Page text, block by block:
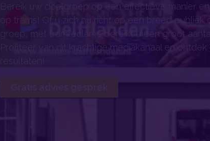
Bereik uw doelgroep op een effectieve manier en
op trams! Of u zich nu richt op een breed publiek
groep, met tramreclame bereikt u een groot
Profiteer van dit krachtige mediakanaal en ontdek
resultaten!
Gratis advies gesprek